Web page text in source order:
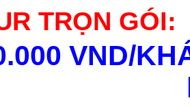
TRỌN GÓI:
VND/